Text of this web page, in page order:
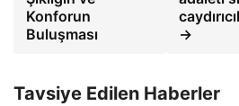
Konforun
Buluşması
→
Tavsiye Edilen Haberler